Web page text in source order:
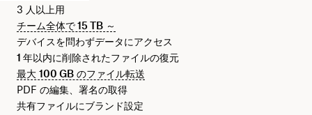
3 人以上用
チーム全体で15 TB ～
デバイスを問わずデータにアクセス
1 年以内に削除されたファイルの復元
最大 100 GB のファイル転送
PDF の編集、署名の取得
共有ファイルにブランド設定